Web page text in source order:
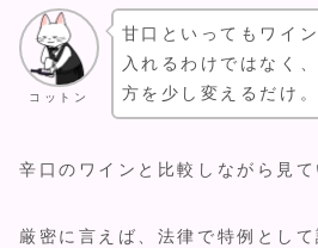
コットン
甘口といってもワイ
入れるわけではなく
方を少し変えるだけ。
辛口のワインと比較しながら見て
厳密に言えば、法律で特例とし